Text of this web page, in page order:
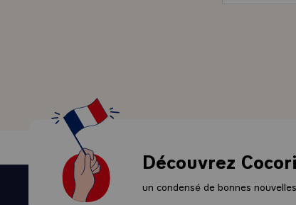
Elle
de
en lui
La
Découvrez
un condensé de bonnes